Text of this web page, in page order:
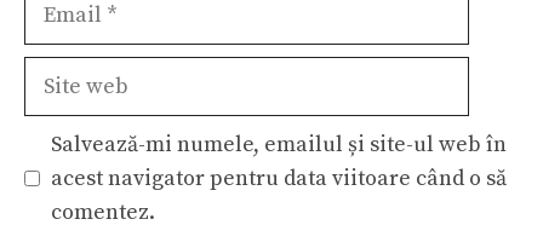
Site
Salvează-mi numele, emailul și site-ul web în
acest navigator pentru data viitoare când o să
comentez.